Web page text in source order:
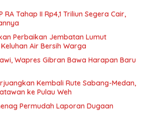
RA Tahap II Rp4,1 Triliun Segera Cair,
Perbaikan Jembatan Lumut
Air Bersih Warga
Wapres Gibran Bawa Harapan Baru
Kembali Rute Sabang-Medan,
ke Pulau Weh
Permudah Laporan Dugaan